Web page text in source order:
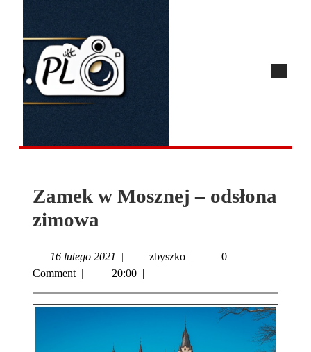
Zamek w Mosznej – odsłona
zimowa
16 lutego 2021 | zbyszko |
0
Comment | 20:00 |